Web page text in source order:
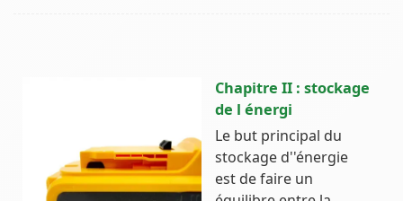
Chapitre II : stockage
de l énergi
Le but principal du
stockage d''énergie
est de faire un